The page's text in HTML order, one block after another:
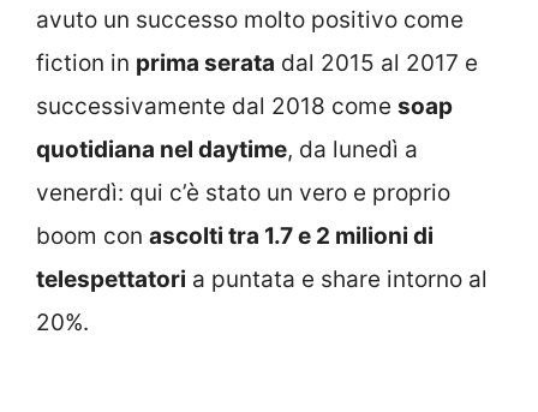
avuto un successo molto positivo come
fiction in prima serata dal 2015 al 2017 e
successivamente dal 2018 come soap
quotidiana nel daytime, da lunedì a
venerdì: qui c’è stato un vero e proprio
boom con ascolti tra 1.7 e 2 milioni di
telespettatori a puntata e share intorno al
20%.